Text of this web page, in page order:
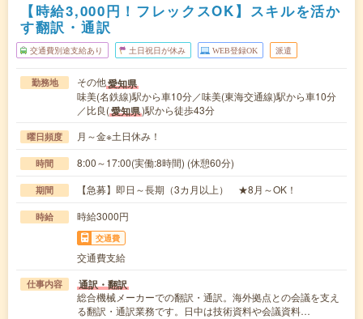
【時給3,000円！フレックスOK】スキルを活か
す翻訳・通訳
交通費別途支給あり 土日祝日が休み WEB登録OK 派遣
勤務地 その他愛知県
味美(名鉄線)駅から車10分／味美(東海交通線)駅から車10分
／比良(愛知県)駅から徒歩43分
曜日頻度 月～金※土日休み！
時間 8:00～17:00(実働:8時間) (休憩60分)
期間 【急募】即日～長期（3カ月以上） ★8月～OK！
時給 時給3000円
交通費
交通費支給
仕事内容 通訳・翻訳
総合機械メーカーでの翻訳・通訳。海外拠点との会議を支え
る翻訳・通訳業務です。日中は技術資料や会議資料…